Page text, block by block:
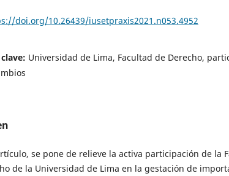
doi.org/10.26439/iusetpraxis2021.n053.4952
Universidad de Lima, Facultad de Derecho,
se pone de relieve la activa participación de la
de la Universidad de Lima en la gestación de